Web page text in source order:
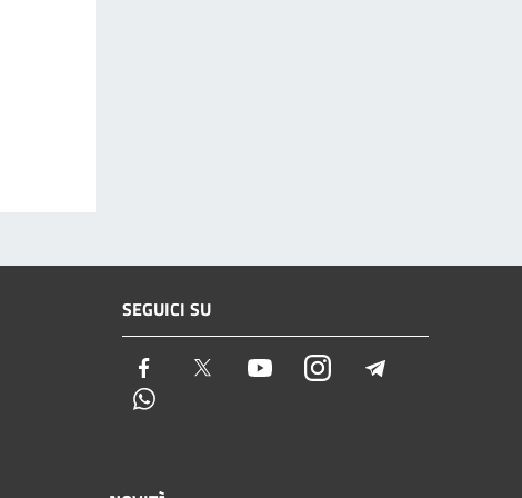
SEGUICI SU
Facebook Twitter YoutubeInstagram